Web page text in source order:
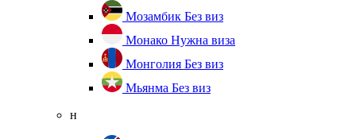
Мозамбик Без виз
Монако Нужна виза
Монголия Без виз
Мьянма Без виз
н